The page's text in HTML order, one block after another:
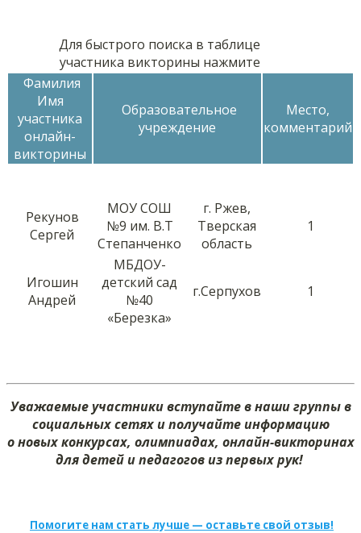
Для быстрого поиска в таблице
участника викторины нажмите
Фамилия
Имя
участника
онлайн-
викторины
Образовательное
учреждение
Место,
комментарий
Рекунов
Сергей
МОУ СОШ
№9 им. В.Т
Степанченко
г. Ржев,
Тверская
область
1
Игошин
Андрей
МБДОУ-
детский сад
№40
«Березка»
г.Серпухов 1
Уважаемые участники вступайте в наши группы в
социальных сетях и получайте информацию
о новых конкурсах, олимпиадах, онлайн-викторинах
для детей и педагогов из первых рук!
Помогите нам стать лучше — оставьте свой отзыв!